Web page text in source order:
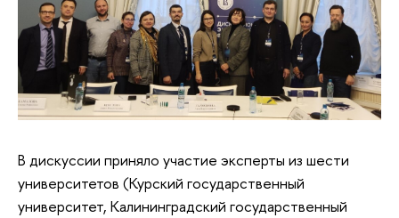
В дискуссии приняло участие эксперты из шести
университетов (Курский государственный
университет, Калининградский государственный